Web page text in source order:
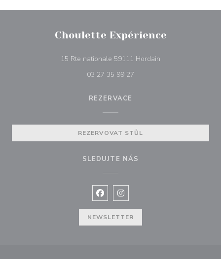
Choulette Expérience
15 Rte nationale 59111 Hordain
03 27 35 99 27
REZERVACE
REZERVOVAT STŮL
SLEDUJTE NÁS
Facebook ((otevře se v novém
Instagram ((otevře se v
NEWSLETTER